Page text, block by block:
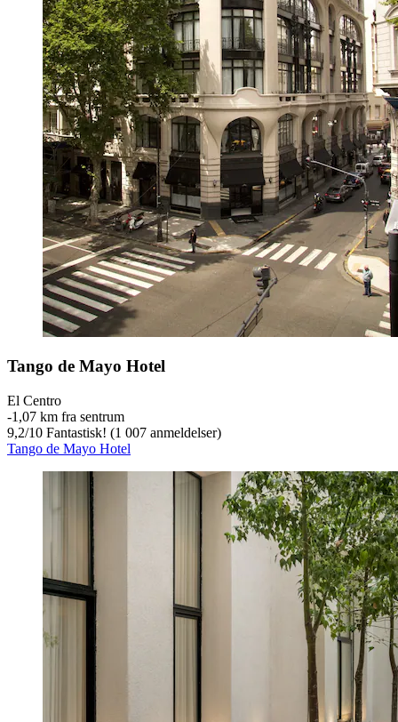
Tango de Mayo Hotel
El Centro
‐1,07 km fra sentrum
9,2/10 Fantastisk! (1 007 anmeldelser)
Tango de Mayo Hotel